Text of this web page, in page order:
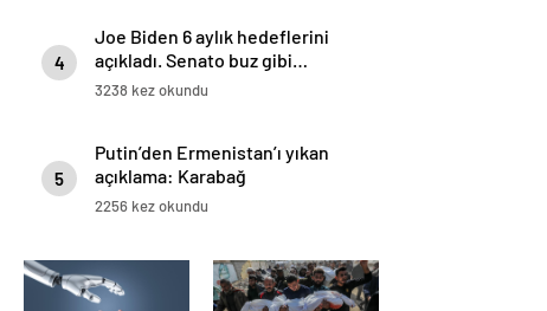
4
Joe Biden 6 aylık hedeflerini
açıkladı. Senato buz gibi…
3238 kez okundu
5
Putin’den Ermenistan’ı yıkan
açıklama: Karabağ
Azerbaycan’ın ayrılmaz bir
2256 kez okundu